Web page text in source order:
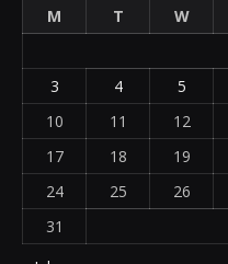
M
T W
3
4 5
10
11 12
17
18 19
24
25 26
31